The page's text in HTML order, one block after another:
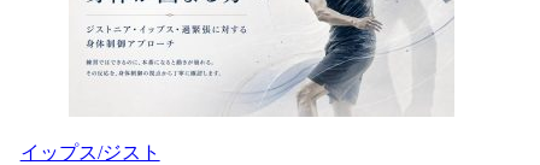
イップス/ジスト